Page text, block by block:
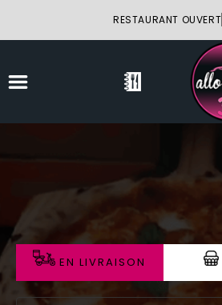
RESTAURANT OUVERT
LA CARTE
VOTRE COMPTE
NOTRE RESTAURANT
EN LIVRAISON